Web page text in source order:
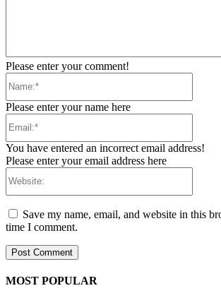
Please enter your comment!
Please enter your name here
You have entered an incorrect email address!
Please enter your email address here
Save my name, email, and website in this
time I comment.
MOST POPULAR